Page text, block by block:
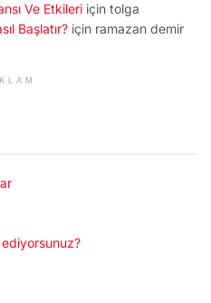
Ve Etkileri için tolga
Başlatır? için ramazan demir
ediyorsunuz?